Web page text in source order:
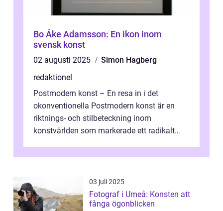
Bo Åke Adamsson: En ikon inom
svensk konst
02 augusti 2025
Simon Hagberg
redaktionel
Postmodern konst – En resa in i det
okonventionella Postmodern konst är en
riktnings- och stilbeteckning inom
konstvärlden som markerade ett radikalt
03 juli 2025
Fotograf i Umeå: Konsten att
fånga ögonblicken